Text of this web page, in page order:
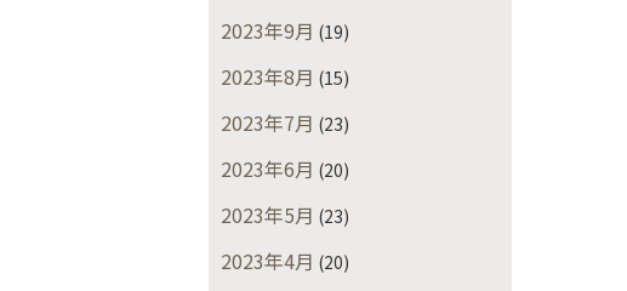
2023年9月 (19)
2023年8月 (15)
2023年7月 (23)
2023年6月 (20)
2023年5月 (23)
2023年4月 (20)